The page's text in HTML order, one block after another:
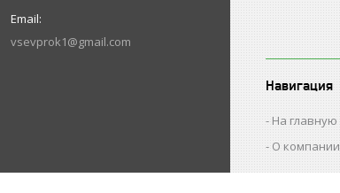
vsevprok1@gmail.com
Навигация
На главную
О компании